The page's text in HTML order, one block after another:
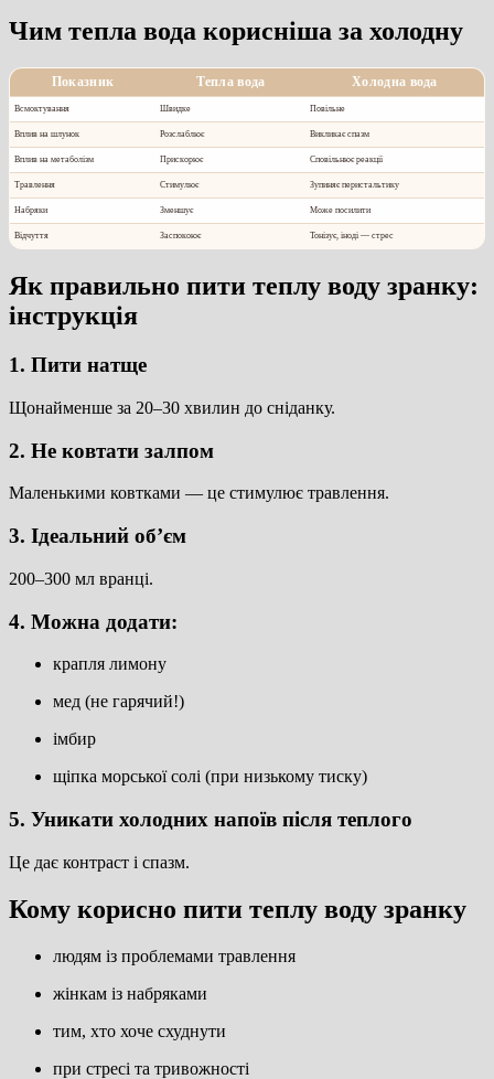
Чим тепла вода корисніша за холодну
Показник Тепла вода Холодна вода
Всмоктування Швидке Повільне
Вплив на шлунок Розслаблює Викликає спазм
Вплив на метаболізм Прискорює Сповільнює реакції
Травлення Стимулює Зупиняє перистальтику
Набряки Зменшує Може посилити
Відчуття Заспокоює Тонізує, іноді — стрес
Як правильно пити теплу воду зранку:
інструкція
1. Пити натще
Щонайменше за 20–30 хвилин до сніданку.
2. Не ковтати залпом
Маленькими ковтками — це стимулює травлення.
3. Ідеальний об’єм
200–300 мл вранці.
4. Можна додати:
крапля лимону
мед (не гарячий!)
імбир
щіпка морської солі (при низькому тиску)
5. Уникати холодних напоїв після теплого
Це дає контраст і спазм.
Кому корисно пити теплу воду зранку
людям із проблемами травлення
жінкам із набряками
тим, хто хоче схуднути
при стресі та тривожності